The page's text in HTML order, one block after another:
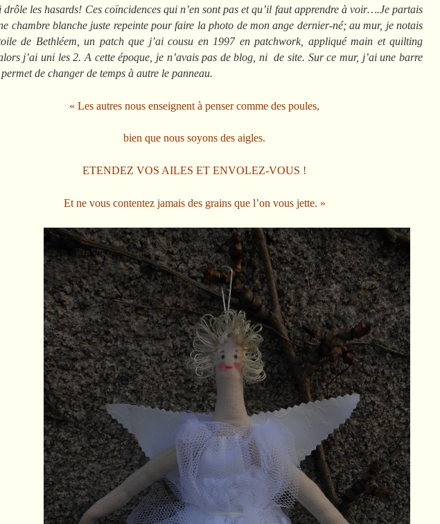
drôle les hasards! Ces coïncidences qui n’en sont pas et qu’il faut apprendre à voir….Je partais
chambre blanche juste repeinte pour faire la photo de mon ange dernier-né; au mur, je notais
de Bethléem, un patch que j’ai cousu en 1997 en patchwork, appliqué main et quilting
j’ai uni les 2. A cette époque, je n’avais pas de blog, ni de site. Sur ce mur, j’ai une barre
de changer de temps à autre le panneau.
« Les autres nous enseignent à penser comme des poules,
bien que nous soyons des aigles.
ETENDEZ VOS AILES ET ENVOLEZ-VOUS !
Et ne vous contentez jamais des grains que l’on vous jette. »